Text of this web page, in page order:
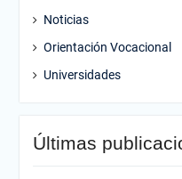
Noticias
Orientación Vocacional
Universidades
Últimas